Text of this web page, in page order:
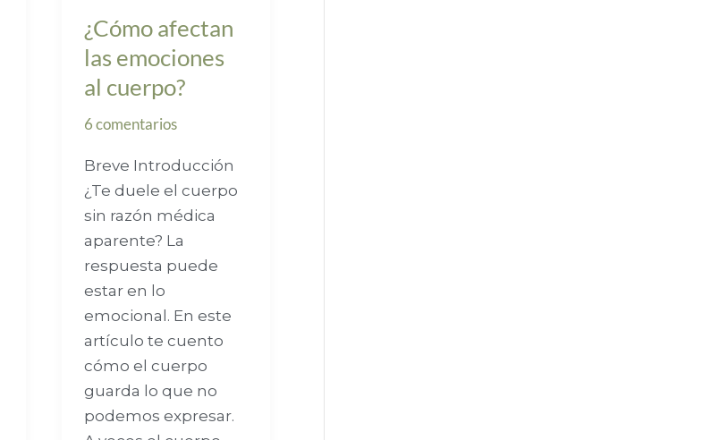
¿Cómo afectan
las emociones
al cuerpo?
6 comentarios
Breve Introducción
¿Te duele el cuerpo
sin razón médica
aparente? La
respuesta puede
estar en lo
emocional. En este
artículo te cuento
cómo el cuerpo
guarda lo que no
podemos expresar.